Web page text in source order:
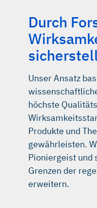
Durch
Unser Ansatz
höchste
Produkte und
gewährleisten.
Pioniergeist und
Grenzen der
erweitern.